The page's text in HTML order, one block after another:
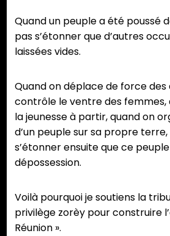
Quand un peuple a été poussé
pas s’étonner que d’autres
laissées vides.
Quand on déplace de force des
contrôle le ventre des femmes,
la jeunesse à partir, quand on
d’un peuple sur sa propre
s’étonner ensuite que ce
dépossession.
Voilà pourquoi je soutiens la
privilège zorèy pour construire
Réunion ».